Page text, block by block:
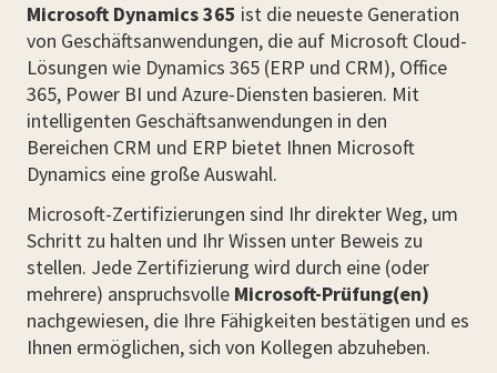
Microsoft Dynamics 365 ist die neueste Generation
von Geschäftsanwendungen, die auf Microsoft Cloud-
Lösungen wie Dynamics 365 (ERP und CRM), Office
365, Power BI und Azure-Diensten basieren. Mit
intelligenten Geschäftsanwendungen in den
Bereichen CRM und ERP bietet Ihnen Microsoft
Dynamics eine große Auswahl.
Microsoft-Zertifizierungen sind Ihr direkter Weg, um
Schritt zu halten und Ihr Wissen unter Beweis zu
stellen. Jede Zertifizierung wird durch eine (oder
mehrere) anspruchsvolle Microsoft-Prüfung(en)
nachgewiesen, die Ihre Fähigkeiten bestätigen und es
Ihnen ermöglichen, sich von Kollegen abzuheben.